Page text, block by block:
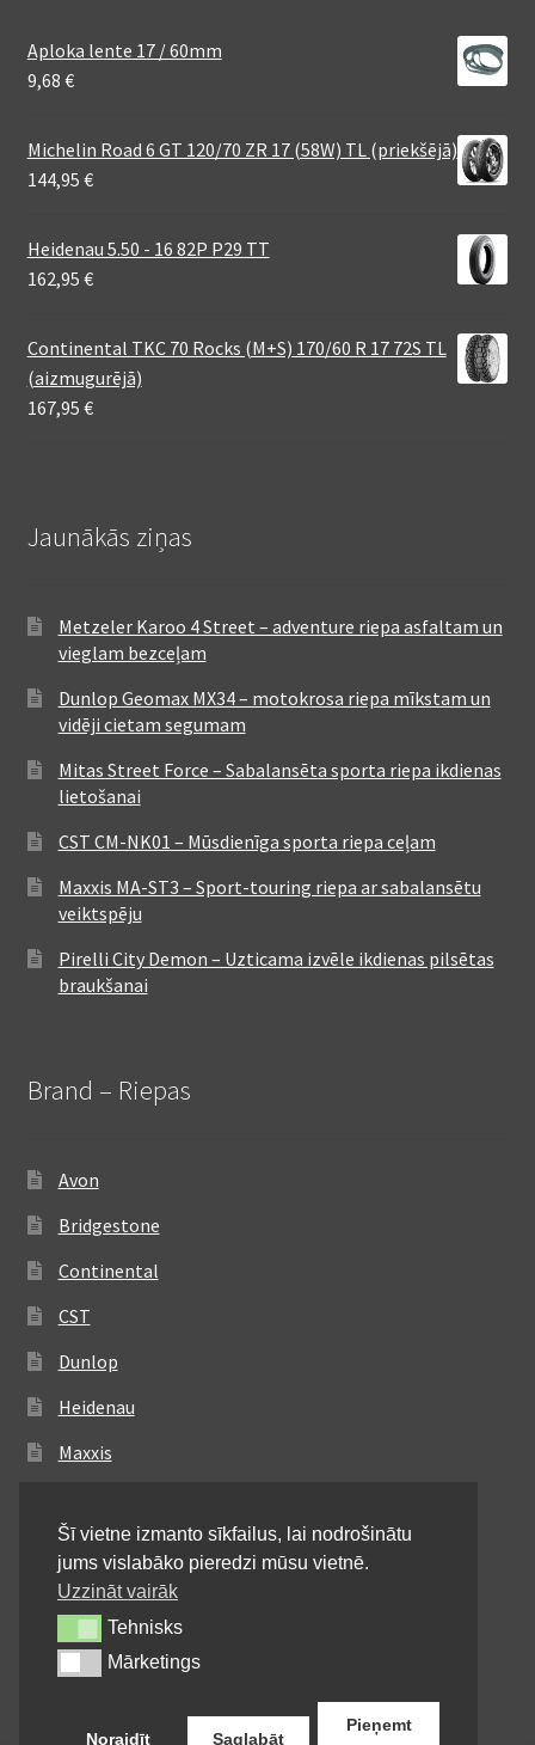
Aploka lente 17 / 60mm
9,68 €
Michelin Road 6 GT 120/70 ZR 17 (58W) TL (priekšējā)
144,95 €
Heidenau 5.50 - 16 82P P29 TT
162,95 €
Continental TKC 70 Rocks (M+S) 170/60 R 17 72S TL
(aizmugurējā)
167,95 €
Jaunākās ziņas
Metzeler Karoo 4 Street – adventure riepa asfaltam un
vieglam bezceļam
Dunlop Geomax MX34 – motokrosa riepa mīkstam un
vidēji cietam segumam
Mitas Street Force – Sabalansēta sporta riepa ikdienas
lietošanai
CST CM-NK01 – Mūsdienīga sporta riepa ceļam
Maxxis MA-ST3 – Sport-touring riepa ar sabalansētu
veiktspēju
Pirelli City Demon – Uzticama izvēle ikdienas pilsētas
braukšanai
Brand – Riepas
Avon
Bridgestone
Continental
CST
Dunlop
Heidenau
Maxxis
Michelin
Mitas
Pirelli
Shinko
Šī vietne izmanto sīkfailus, lai nodrošinātu
jums vislabāko pieredzi mūsu vietnē.
Uzzināt vairāk
TehnisksTehnisks
MārketingsMārketings
Noraidīt Saglabāt
Pieņemt